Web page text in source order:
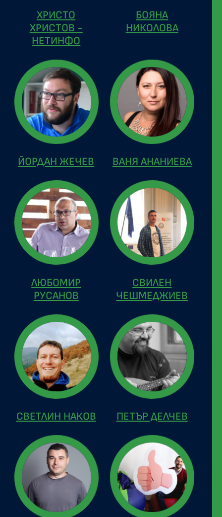
ХРИСТО
ХРИСТОВ -
НЕТИНФО
БОЯНА
НИКОЛОВА
ЙОРДАН ЖЕЧЕВ ВАНЯ АНАНИЕВА
ЛЮБОМИР
РУСАНОВ
СВИЛЕН
ЧЕШМЕДЖИЕВ
СВЕТЛИН НАКОВ ПЕТЪР ДЕЛЧЕВ